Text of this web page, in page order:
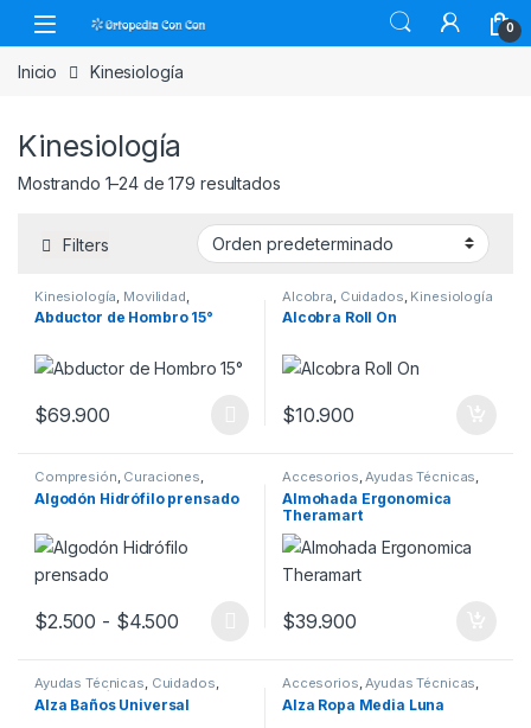
Skip to navigation
Skip to content
0
Inicio Kinesiología
Kinesiología
Mostrando 1–24 de 179 resultados
Filters
Kinesiología Movilidad
Ortopedia, Rehabilitación
Abductor de Hombro 15°
$69.900
Este producto tiene múltiples variantes. Las opciones se
Alcobra Cuidados Kinesiología
Alcobra Roll On
$10.900
Compresión, Curaciones,
Insumos Vendajes
Algodón Hidrófilo prensado
$2.500 - $4.500 Rango de precios: desde $2.500 hasta
Este producto tiene múltiples variantes. Las opciones se
Accesorios,Ayudas Técnicas,
Cuidados, Equipos Insumos
Kinesiología,Movilidad
Almohada Ergonomica
Theramart
$39.900
Ayudas Técnicas Cuidados
Kinesiología Movilidad
Rehabilitación
Alza Baños Universal
Accesorios Ayudas Técnicas
Cuidados Insumos,
Kinesiología,Movilidad
Alza Ropa Media Luna